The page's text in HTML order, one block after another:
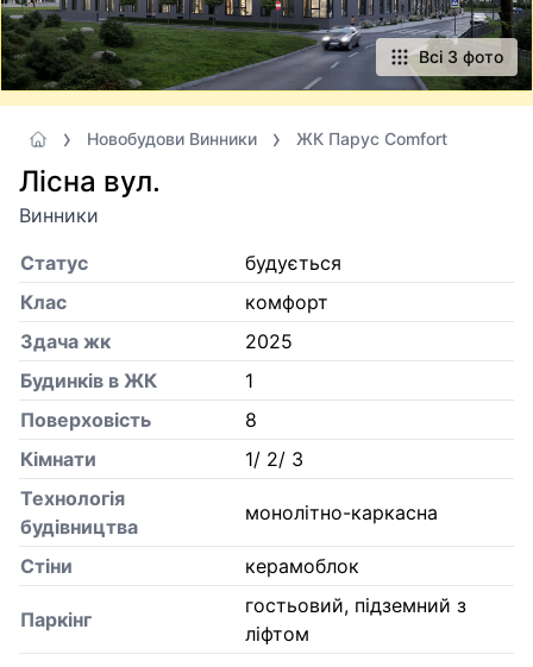
Всі 3 фото
Новобудови Винники ЖК Парус Comfort
Лісна вул.
Винники
Статус
будується
Клас
комфорт
Здача жк
2025
Будинків в ЖК
1
Поверховість
8
Кiмнати
1/ 2/ 3
Технологія
будівництва
монолітно-каркасна
Стіни керамоблок
Паркінг
гостьовий, підземний з
ліфтом